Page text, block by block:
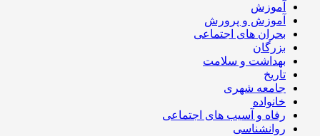
آموزش
آموزش و پرورش
بحران های اجتماعی
بزرگان
بهداشت و سلامت
تاریخ
جامعه شهری
خانواده
رفاه و آسیب های اجتماعی
روانشناسی